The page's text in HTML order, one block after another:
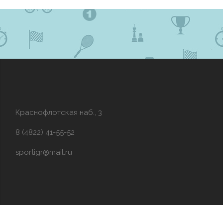
Краснофлотская наб., 3
8 (4822) 41-55-52
sportigr@mail.ru